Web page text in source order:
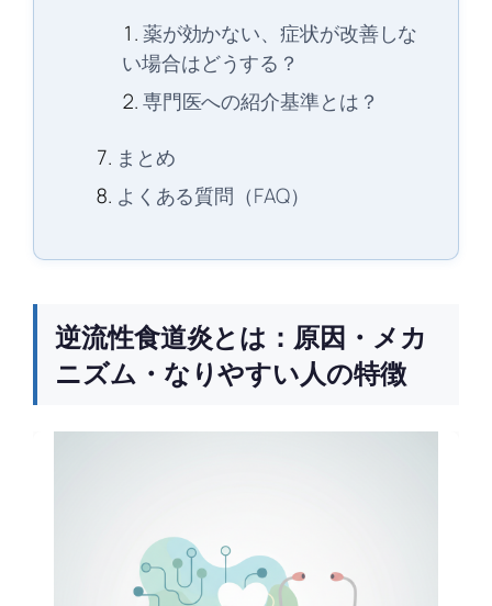
薬が効かない、症状が改善しな
い場合はどうする？
専門医への紹介基準とは？
まとめ
よくある質問（FAQ）
逆流性食道炎とは：原因・メカ
ニズム・なりやすい人の特徴